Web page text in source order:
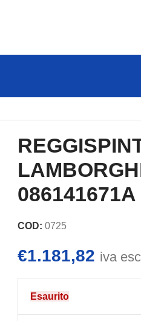
COD: 0725
€1.181,82 iva
Esaurito